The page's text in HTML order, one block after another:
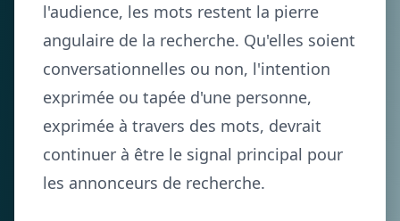
l'audience, les mots restent la pierre
angulaire de la recherche. Qu'elles soient
conversationnelles ou non, l'intention
exprimée ou tapée d'une personne,
exprimée à travers des mots, devrait
continuer à être le signal principal pour
les annonceurs de recherche.